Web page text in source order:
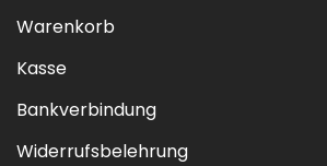
Warenkorb
Kasse
Bankverbindung
Widerrufsbelehrung